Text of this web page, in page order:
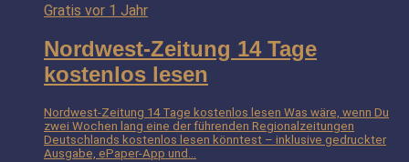
Gratis vor 1 Jahr
Nordwest-Zeitung 14 Tage
kostenlos lesen
Nordwest-Zeitung 14 Tage kostenlos lesen Was wäre, wenn Du
zwei Wochen lang eine der führenden Regionalzeitungen
Deutschlands kostenlos lesen könntest – inklusive gedruckter
Ausgabe, ePaper-App und…